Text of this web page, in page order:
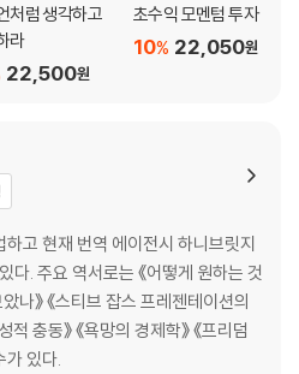
분석 / 주가의 성숙: 4단계 / 1단계-무
2단계를 짚어내는 방법 / 파도타기의
까? / 신뢰하되 검증하라 / 추세 반전에
금융주 / 귀가 아니라 눈을 믿어라 / 증
중대한 변화는 주요 경보 / 순풍을 타라
을 주시하라 / 기관 선호 기업 / 실적 반
처럼 생각하고
라
22,500원
초수익 모멘텀 투자
22,050원
10%
고 현재 번역 에이전시 하니브릿지
다. 주요 역서로는 《어떻게 원하는 것
나》 《스티브 잡스 프레젠테이션의
적 충동》 《욕망의 경제학》 《프리덤
가 있다.